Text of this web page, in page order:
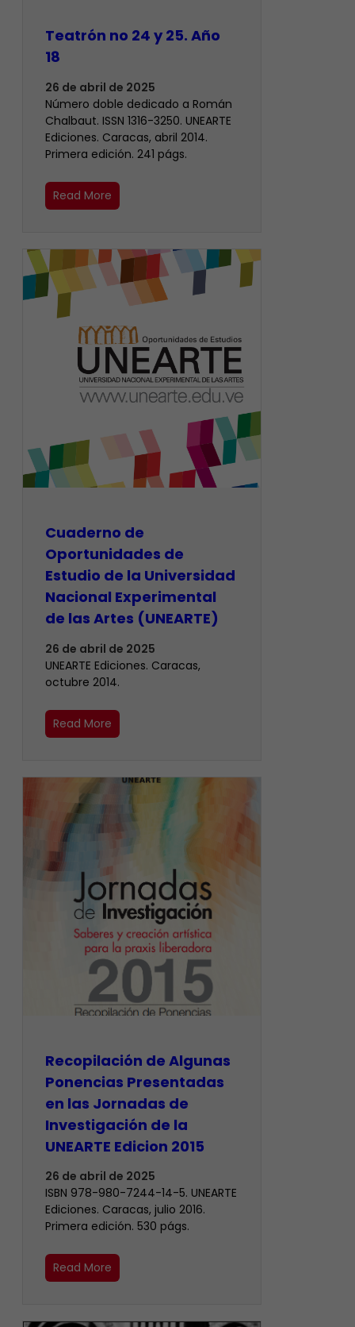
Teatrón no 24 y 25. Año
18
26 de abril de 2025
Número doble dedicado a Román
Chalbaut. ISSN 1316-3250. UNEARTE
Ediciones. Caracas, abril 2014.
Primera edición. 241 págs.
Read More
Cuaderno de
Oportunidades de
Estudio de la Universidad
Nacional Experimental
de las Artes (UNEARTE)
26 de abril de 2025
UNEARTE Ediciones. Caracas,
octubre 2014.
Read More
Recopilación de Algunas
Ponencias Presentadas
en las Jornadas de
Investigación de la
UNEARTE Edicion 2015
26 de abril de 2025
ISBN 978-980-7244-14-5. UNEARTE
Ediciones. Caracas, julio 2016.
Primera edición. 530 págs.
Read More